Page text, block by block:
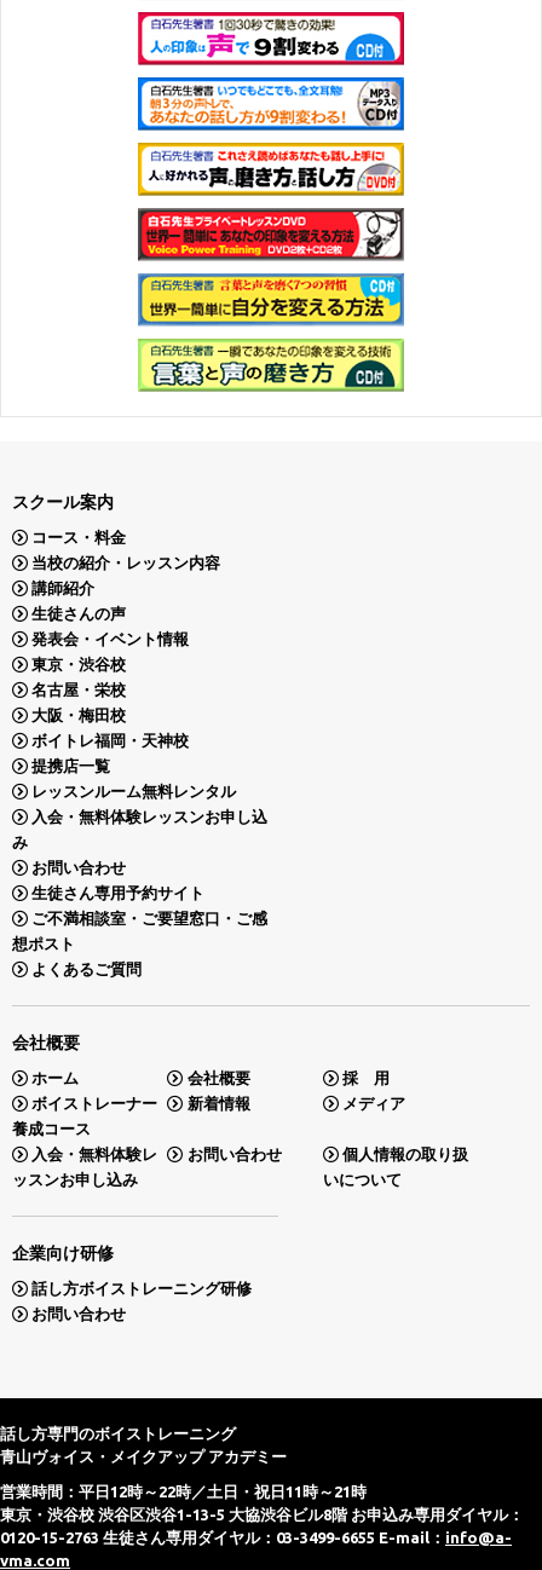
スクール案内
コース・料金
当校の紹介・レッスン内容
講師紹介
生徒さんの声
発表会・イベント情報
東京・渋谷校
名古屋・栄校
大阪・梅田校
ボイトレ福岡・天神校
提携店一覧
レッスンルーム無料レンタル
入会・無料体験レッスンお申し込
み
お問い合わせ
生徒さん専用予約サイト
ご不満相談室・ご要望窓口・ご感
想ポスト
よくあるご質問
会社概要
ホーム 会社概要
採 用
ボイストレーナー
養成コース
新着情報 メディア
入会・無料体験レ
ッスンお申し込み
お問い合わせ
個人情報の取り扱
いについて
企業向け研修
話し方ボイストレーニング研修
お問い合わせ
話し方専門のボイストレーニング
青山ヴォイス・メイクアップ アカデミー
営業時間：平日12時～22時／土日・祝日11時～21時
東京・渋谷校 渋谷区渋谷1-13-5 大協渋谷ビル8階 お申込み専用ダイヤル：
0120-15-2763 生徒さん専用ダイヤル：03-3499-6655 E-mail： info@a-
vma.com